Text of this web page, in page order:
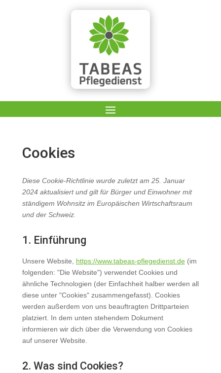
Cookies
Diese Cookie-Richtlinie wurde zuletzt am 25. Januar
2024 aktualisiert und gilt für Bürger und Einwohner mit
ständigem Wohnsitz im Europäischen Wirtschaftsraum
und der Schweiz.
1. Einführung
Unsere Website, https://www.tabeas-pflegedienst.de(im
folgenden: "Die Website") verwendet Cookies und
ähnliche Technologien (der Einfachheit halber werden all
diese unter "Cookies" zusammengefasst). Cookies
werden außerdem von uns beauftragten Drittparteien
platziert. In dem unten stehendem Dokument
informieren wir dich über die Verwendung von Cookies
auf unserer Website.
2. Was sind Cookies?